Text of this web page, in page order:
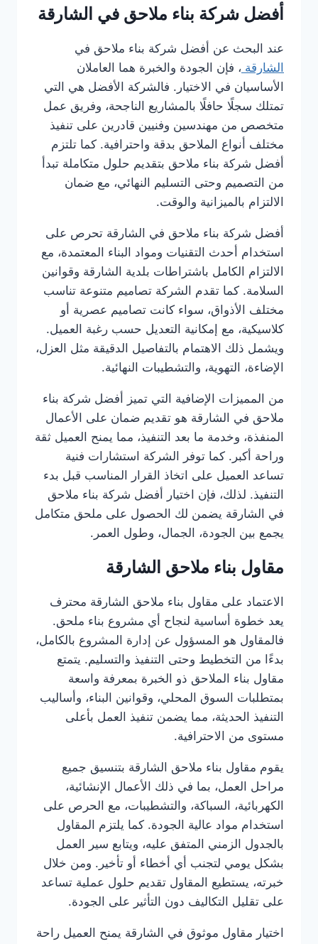
أفضل شركة بناء ملاحق في الشارقة
عند البحث عن أفضل شركة بناء ملاحق في
الشارقة ، فإن الجودة والخبرة هما العاملان
الأساسيان في الاختيار. فالشركة الأفضل هي التي
تمتلك سجلًا حافلًا بالمشاريع الناجحة، وفريق عمل
متخصص من مهندسين وفنيين قادرين على تنفيذ
مختلف أنواع الملاحق بدقة واحترافية. كما تلتزم
أفضل شركة بناء ملاحق بتقديم حلول متكاملة تبدأ
من التصميم وحتى التسليم النهائي، مع ضمان
الالتزام بالميزانية والوقت.
أفضل شركة بناء ملاحق في الشارقة تحرص على
استخدام أحدث التقنيات ومواد البناء المعتمدة، مع
الالتزام الكامل باشتراطات بلدية الشارقة وقوانين
السلامة. كما تقدم الشركة تصاميم متنوعة تناسب
مختلف الأذواق، سواء كانت تصاميم عصرية أو
كلاسيكية، مع إمكانية التعديل حسب رغبة العميل.
ويشمل ذلك الاهتمام بالتفاصيل الدقيقة مثل العزل،
الإضاءة، التهوية، والتشطيبات النهائية.
من المميزات الإضافية التي تميز أفضل شركة بناء
ملاحق في الشارقة هو تقديم ضمان على الأعمال
المنفذة، وخدمة ما بعد التنفيذ، مما يمنح العميل ثقة
وراحة أكبر. كما توفر الشركة استشارات فنية
تساعد العميل على اتخاذ القرار المناسب قبل بدء
التنفيذ. لذلك، فإن اختيار أفضل شركة بناء ملاحق
في الشارقة يضمن لك الحصول على ملحق متكامل
يجمع بين الجودة، الجمال، وطول العمر.
مقاول بناء ملاحق الشارقة
الاعتماد على مقاول بناء ملاحق الشارقة محترف
يعد خطوة أساسية لنجاح أي مشروع بناء ملحق.
فالمقاول هو المسؤول عن إدارة المشروع بالكامل،
بدءًا من التخطيط وحتى التنفيذ والتسليم. يتمتع
مقاول بناء الملاحق ذو الخبرة بمعرفة واسعة
بمتطلبات السوق المحلي، وقوانين البناء، وأساليب
التنفيذ الحديثة، مما يضمن تنفيذ العمل بأعلى
مستوى من الاحترافية.
يقوم مقاول بناء ملاحق الشارقة بتنسيق جميع
مراحل العمل، بما في ذلك الأعمال الإنشائية،
الكهربائية، السباكة، والتشطيبات، مع الحرص على
استخدام مواد عالية الجودة. كما يلتزم المقاول
بالجدول الزمني المتفق عليه، ويتابع سير العمل
بشكل يومي لتجنب أي أخطاء أو تأخير. ومن خلال
خبرته، يستطيع المقاول تقديم حلول عملية تساعد
على تقليل التكاليف دون التأثير على الجودة.
اختيار مقاول موثوق في الشارقة يمنح العميل راحة